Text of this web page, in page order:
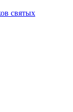
святых